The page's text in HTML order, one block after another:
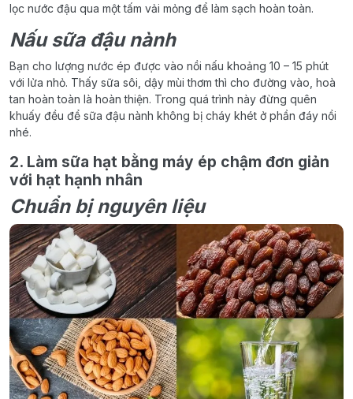
lọc nước đậu qua một tấm vải mỏng để làm sạch hoàn toàn.
Nấu sữa đậu nành
Bạn cho lượng nước ép được vào nồi nấu khoảng 10 – 15 phút
với lửa nhỏ. Thấy sữa sôi, dậy mùi thơm thì cho đường vào, hoà
tan hoàn toàn là hoàn thiện. Trong quá trình này đừng quên
khuấy đều để sữa đậu nành không bị cháy khét ở phần đáy nồi
nhé.
2. Làm sữa hạt bằng máy ép chậm đơn giản
với hạt hạnh nhân
Chuẩn bị nguyên liệu